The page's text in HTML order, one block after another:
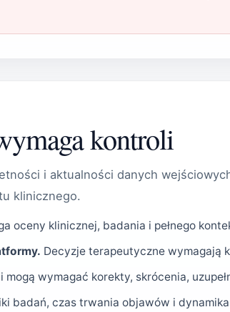
kontroli
i aktualności danych
klinicznego.
oceny klinicznej, badania i pełnego
Decyzje terapeutyczne wymagają
mogą wymagać korekty, skrócenia,
badań, czas trwania objawów i